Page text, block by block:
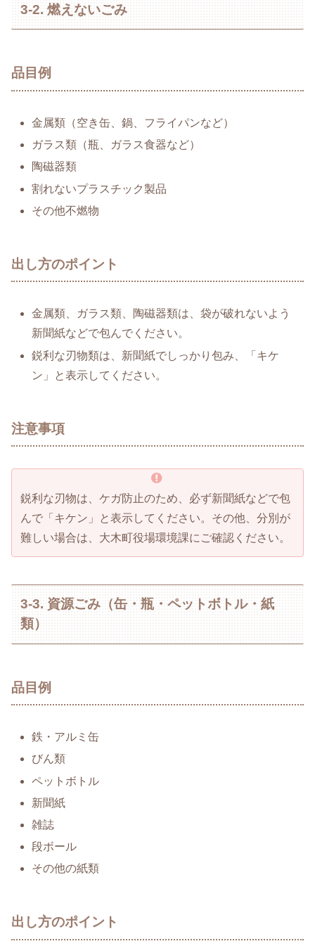
3-2. 燃えないごみ
品目例
金属類（空き缶、鍋、フライパンなど）
ガラス類（瓶、ガラス食器など）
陶磁器類
割れないプラスチック製品
その他不燃物
出し方のポイント
金属類、ガラス類、陶磁器類は、袋が破れないよう
新聞紙などで包んでください。
鋭利な刃物類は、新聞紙でしっかり包み、「キケ
ン」と表示してください。
注意事項
鋭利な刃物は、ケガ防止のため、必ず新聞紙などで包
んで「キケン」と表示してください。その他、分別が
難しい場合は、大木町役場環境課にご確認ください。
3-3. 資源ごみ（缶・瓶・ペットボトル・紙
類）
品目例
鉄・アルミ缶
びん類
ペットボトル
新聞紙
雑誌
段ボール
その他の紙類
出し方のポイント